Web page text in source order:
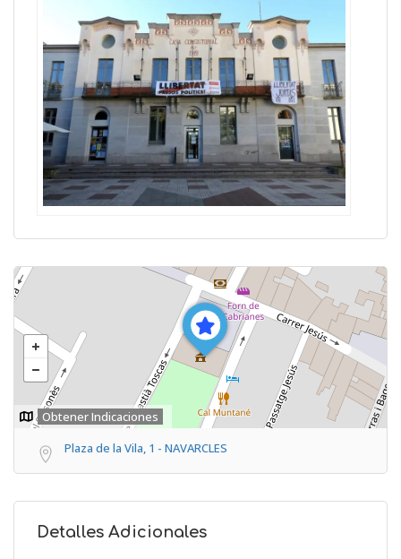
Obtener Indicaciones
Plaza de la Vila, 1 - NAVARCLES
Detalles Adicionales